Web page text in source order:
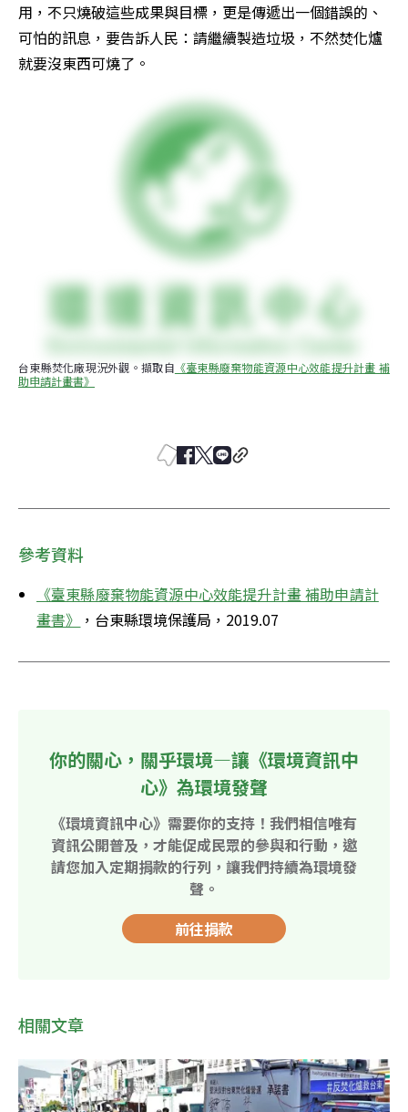
用，不只燒破這些成果與目標，更是傳遞出一個錯誤的、
可怕的訊息，要告訴人民：請繼續製造垃圾，不然焚化爐
就要沒東西可燒了。
台東縣焚化廠現況外觀。擷取自 《臺東縣廢棄物能資源中心效能提升計畫 補
助申請計畫書》
參考資料
《臺東縣廢棄物能資源中心效能提升計畫 補助申請計
畫書》 ，台東縣環境保護局，2019.07
你的關心，關乎環境—讓《環境資訊中
心》為環境發聲
《環境資訊中心》需要你的支持！我們相信唯有
資訊公開普及，才能促成民眾的參與和行動，邀
請您加入定期捐款的行列，讓我們持續為環境發
聲。
前往捐款
相關文章